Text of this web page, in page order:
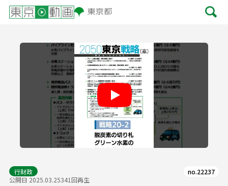
行財政
公開日 2025.03.25341回再生
no.22237